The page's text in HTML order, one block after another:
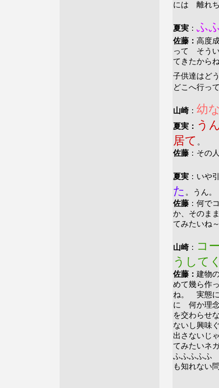
には 離れ
夏実 ： ふ
佐藤： 高度
って そう
てきたから
子供達はど
どこへ行っ
山崎： 幼
夏実： う
居て 。
佐藤 ：その
夏実 ：いや
た 。うん。
佐藤 ：何で
か、そのま
てみたいね
山崎： コ
うして
佐藤： 建物
めて幾ら作
ね。 実態
に 何か理
を交わらせ
ないし興味
出さないじ
てみたいネ
ふふふふふ
も知れない